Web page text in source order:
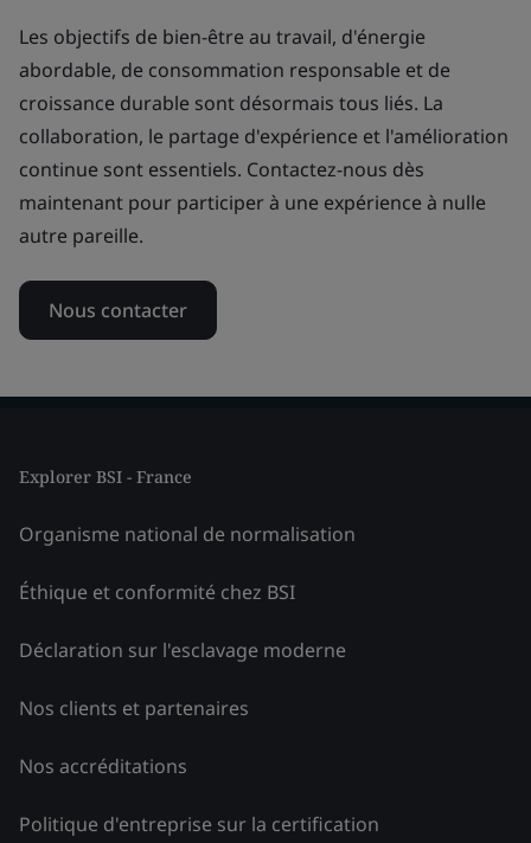
Les objectifs de bien-être au travail, d'énergie
abordable, de consommation responsable et de
croissance durable sont désormais tous liés. La
collaboration, le partage d'expérience et l'amélioration
continue sont essentiels. Contactez-nous dès
maintenant pour participer à une expérience à nulle
autre pareille.
Nous contacter
Explorer BSI - France
Organisme national de normalisation
Éthique et conformité chez BSI
Déclaration sur l'esclavage moderne
Nos clients et partenaires
Nos accréditations
Politique d'entreprise sur la certification